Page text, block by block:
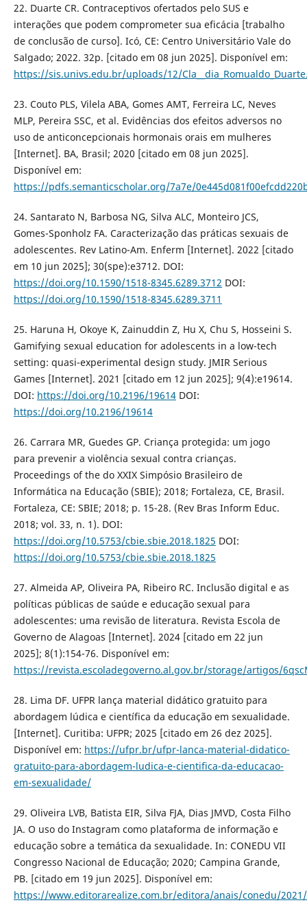
22. Duarte CR. Contraceptivos ofertados pelo SUS e
interações que podem comprometer sua eficácia [trabalho
de conclusão de curso]. Icó, CE: Centro Universitário Vale do
Salgado; 2022. 32p. [citado em 08 jun 2025]. Disponível em:
https://sis.univs.edu.br/uploads/12/
23. Couto PLS, Vilela ABA, Gomes AMT, Ferreira LC, Neves
MLP, Pereira SSC, et al. Evidências dos efeitos adversos no
uso de anticoncepcionais hormonais orais em mulheres
[Internet]. BA, Brasil; 2020 [citado em 08 jun 2025].
Disponível em:
https://pdfs.semanticscholar.org/7a7e/
24. Santarato N, Barbosa NG, Silva ALC, Monteiro JCS,
Gomes-Sponholz FA. Caracterização das práticas sexuais de
adolescentes. Rev Latino-Am. Enferm [Internet]. 2022 [citado
em 10 jun 2025]; 30(spe):e3712. DOI:
https://doi.org/10.1590/1518-8345.6289.3712 DOI:
https://doi.org/10.1590/1518-8345.6289.3711
25. Haruna H, Okoye K, Zainuddin Z, Hu X, Chu S, Hosseini S.
Gamifying sexual education for adolescents in a low-tech
setting: quasi-experimental design study. JMIR Serious
Games [Internet]. 2021 [citado em 12 jun 2025]; 9(4):e19614.
DOI: https://doi.org/10.2196/19614DOI:
https://doi.org/10.2196/19614
26. Carrara MR, Guedes GP. Criança protegida: um jogo
para prevenir a violência sexual contra crianças.
Proceedings of the do XXIX Simpósio Brasileiro de
Informática na Educação (SBIE); 2018; Fortaleza, CE, Brasil.
Fortaleza, CE: SBIE; 2018; p. 15-28. (Rev Bras Inform Educ.
2018; vol. 33, n. 1). DOI:
https://doi.org/10.5753/cbie.sbie.2018.1825 DOI:
https://doi.org/10.5753/cbie.sbie.2018.1825
27. Almeida AP, Oliveira PA, Ribeiro RC. Inclusão digital e as
políticas públicas de saúde e educação sexual para
adolescentes: uma revisão de literatura. Revista Escola de
Governo de Alagoas [Internet]. 2024 [citado em 22 jun
2025]; 8(1):154-76. Disponível em:
https://revista.escoladegoverno.al.gov.br/storage/artigos/
28. Lima DF. UFPR lança material didático gratuito para
abordagem lúdica e científica da educação em sexualidade.
[Internet]. Curitiba: UFPR; 2025 [citado em 26 dez 2025].
Disponível em: https://ufpr.br/ufpr-lanca-material-didatico-
gratuito-para-abordagem-ludica-e-cientifica-da-educacao-
em-sexualidade/
29. Oliveira LVB, Batista EIR, Silva FJA, Dias JMVD, Costa Filho
JA. O uso do Instagram como plataforma de informação e
educação sobre a temática da sexualidade. In: CONEDU VII
Congresso Nacional de Educação; 2020; Campina Grande,
PB. [citado em 19 jun 2025]. Disponível em:
https://www.editorarealize.com.br/editora/anais/conedu/2021/